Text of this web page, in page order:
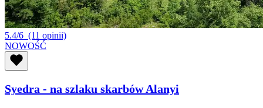
5.4/6 (11 opinii)
NOWOŚĆ
Syedra - na szlaku skarbów Alanyi